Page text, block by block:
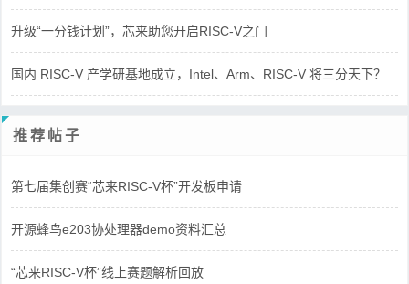
升级“一分钱计划”，芯来助您开启RISC-V之门
国内 RISC-V 产学研基地成立，Intel、Arm、RISC-V 将三分天下？
推荐帖子
第七届集创赛“芯来RISC-V杯”开发板申请
开源蜂鸟e203协处理器demo资料汇总
“芯来RISC-V杯”线上赛题解析回放